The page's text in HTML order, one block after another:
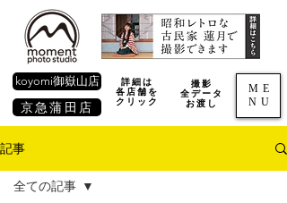
京急蒲田店
koyomi御嶽山店
撮影
全データ
お渡し
ME
NU
詳細は
各店舗を
​クリック
記事
全ての記事